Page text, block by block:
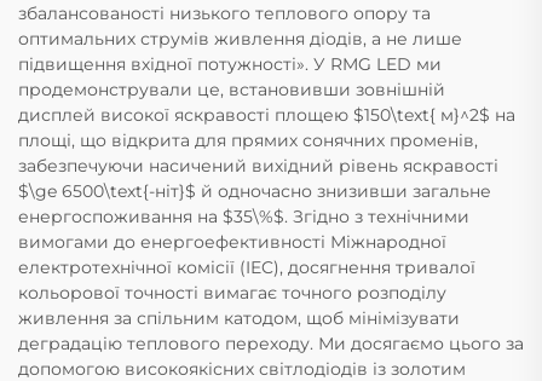
збалансованості низького теплового опору та
оптимальних струмів живлення діодів, а не лише
підвищення вхідної потужності». У RMG LED ми
продемонстрували це, встановивши зовнішній
дисплей високої яскравості площею $150\text{ м}^2$ на
площі, що відкрита для прямих сонячних променів,
забезпечуючи насичений вихідний рівень яскравості
$\ge 6500\text{-ніт}$ й одночасно знизивши загальне
енергоспоживання на $35\%$. Згідно з технічними
вимогами до енергоефективності Міжнародної
електротехнічної комісії (IEC), досягнення тривалої
кольорової точності вимагає точного розподілу
живлення за спільним катодом, щоб мінімізувати
деградацію теплового переходу. Ми досягаємо цього за
допомогою високоякісних світлодіодів із золотим